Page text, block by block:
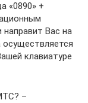
«0890» +
Вас на
клавиатуре
–